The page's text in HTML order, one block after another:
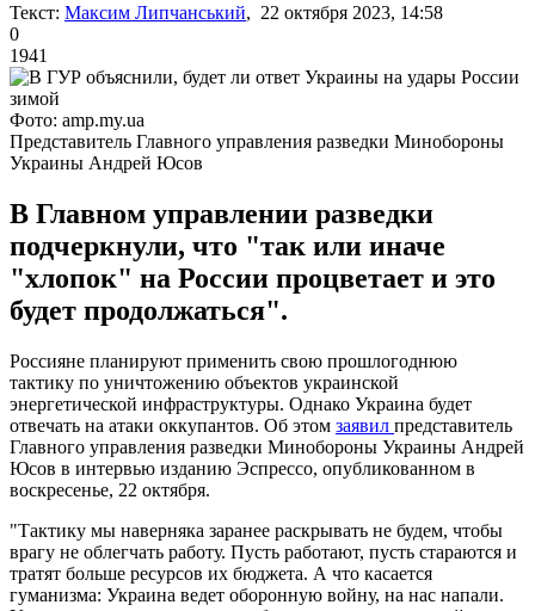
Текст: Максим Липчанський, 22 октября 2023, 14:58
0
1941
Фото: amp.my.ua
Представитель Главного управления разведки Минобороны
Украины Андрей Юсов
В Главном управлении разведки
подчеркнули, что "так или иначе
"хлопок" на России процветает и это
будет продолжаться".
Россияне планируют применить свою прошлогоднюю
тактику по уничтожению объектов украинской
энергетической инфраструктуры. Однако Украина будет
отвечать на атаки оккупантов. Об этом заявил представитель
Главного управления разведки Минобороны Украины Андрей
Юсов в интервью изданию Эспрессо, опубликованном в
воскресенье, 22 октября.
"Тактику мы наверняка заранее раскрывать не будем, чтобы
врагу не облегчать работу. Пусть работают, пусть стараются и
тратят больше ресурсов их бюджета. А что касается
гуманизма: Украина ведет оборонную войну, на нас напали.